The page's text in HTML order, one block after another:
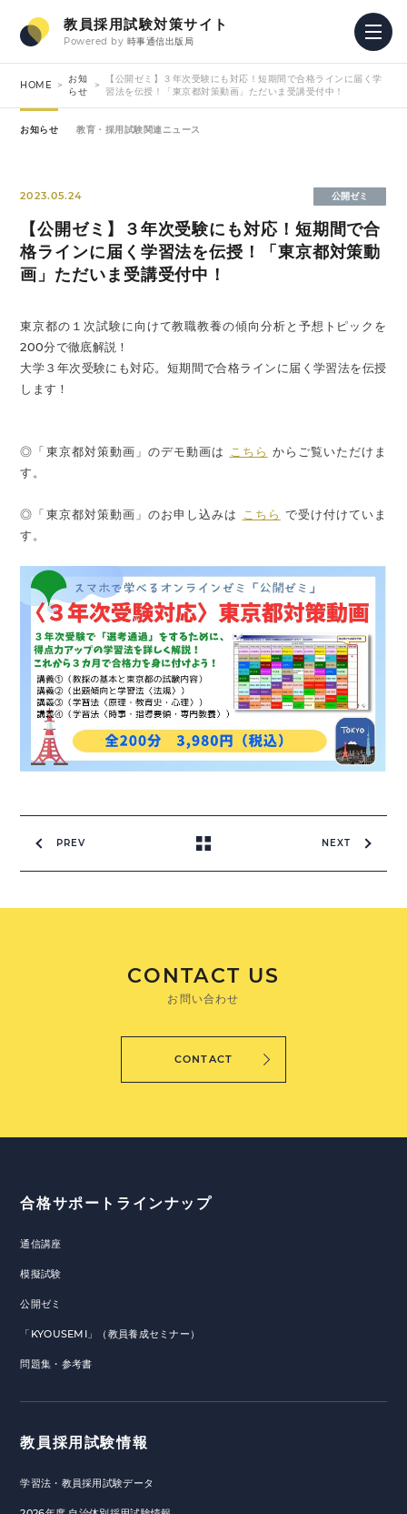
教員採用試験対策サイト
Powered by 時事通信出版局
HOME
お知
らせ
【公開ゼミ】３年次受験にも対応！短期間で合格ラインに届く学
習法を伝授！「東京都対策動画」ただいま受講受付中！
お知らせ 教育・採用試験関連ニュース
2023.05.24 公開ゼミ
【公開ゼミ】３年次受験にも対応！短期間で合
格ラインに届く学習法を伝授！「東京都対策動
画」ただいま受講受付中！
東京都の１次試験に向けて教職教養の傾向分析と予想トピックを
200分で徹底解説！
大学３年次受験にも対応。短期間で合格ラインに届く学習法を伝授
します！
◎「東京都対策動画」のデモ動画は こちら からご覧いただけま
す。
◎「東京都対策動画」のお申し込みは こちら で受け付けていま
す。
PREV NEXT
CONTACT US
お問い合わせ
CONTACT
合格サポートラインナップ
通信講座
模擬試験
公開ゼミ
「KYOUSEMI」（教員養成セミナー）
問題集・参考書
教員採用試験情報
学習法・教員採用試験データ